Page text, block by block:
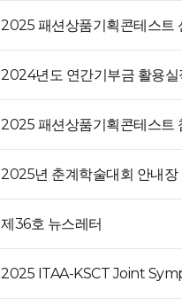
2025 패션상품기획콘테스트
2024년도 연간기부금 활용실
2025 패션상품기획콘테스트
2025년 춘계학술대회 안내장
제36호 뉴스레터
2025 ITAA-KSCT Joint